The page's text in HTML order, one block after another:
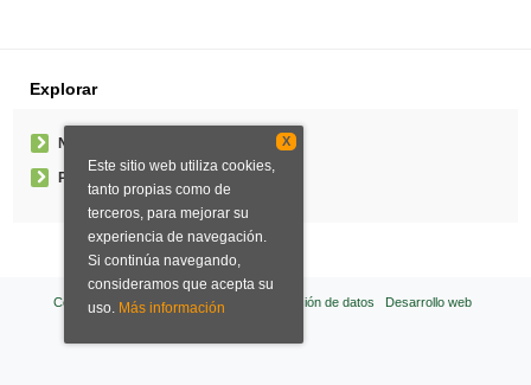
Explorar
Noticias
Pedidos especiales
Condiciones de venta Aviso legal Protección de datos Desarrollo web
X
Este sitio web utiliza cookies,
tanto propias como de
terceros, para mejorar su
experiencia de navegación.
Si continúa navegando,
consideramos que acepta su
uso. Más información